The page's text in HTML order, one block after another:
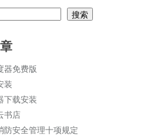
搜索
器免费版
装
下载安装
书店
防安全管理十项规定